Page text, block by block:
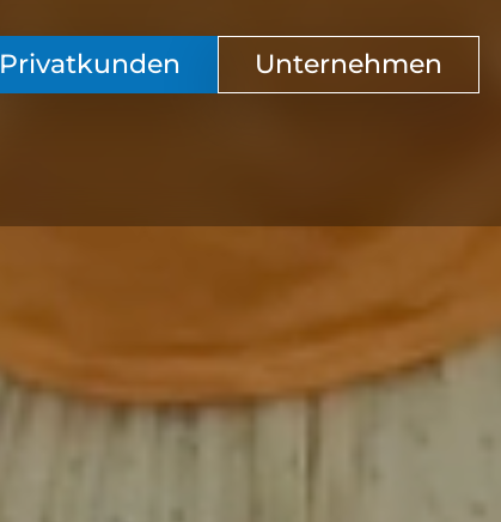
Privatkunden Unternehmen